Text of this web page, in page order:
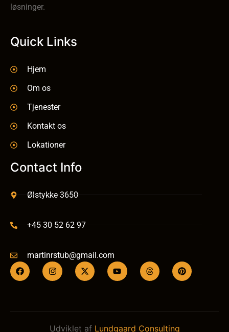
løsninger.
Quick Links
Hjem
Om os
Tjenester
Kontakt os
Lokationer
Contact Info
Ølstykke 3650
+45 30 52 62 97
martinrstub@gmail.com
Udviklet af Lundgaard Consulting